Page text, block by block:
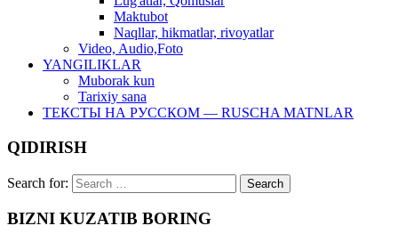
Maktubot
Naqllar, hikmatlar, rivoyatlar
Video, Audio,Foto
YANGILIKLAR
Muborak kun
Tarixiy sana
ТЕКСТЫ НА РУССКОМ — RUSCHA MATNLAR
QIDIRISH
Search for:
BIZNI KUZATIB BORING